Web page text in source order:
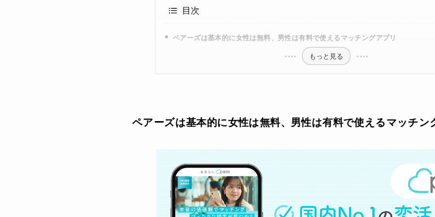
目次
ペアーズは基本的に女性は無料、男性は有料で使えるマッチングアプリ
もっと見る
ペアーズは基本的に女性は無料、男性は有料で使えるマッチン